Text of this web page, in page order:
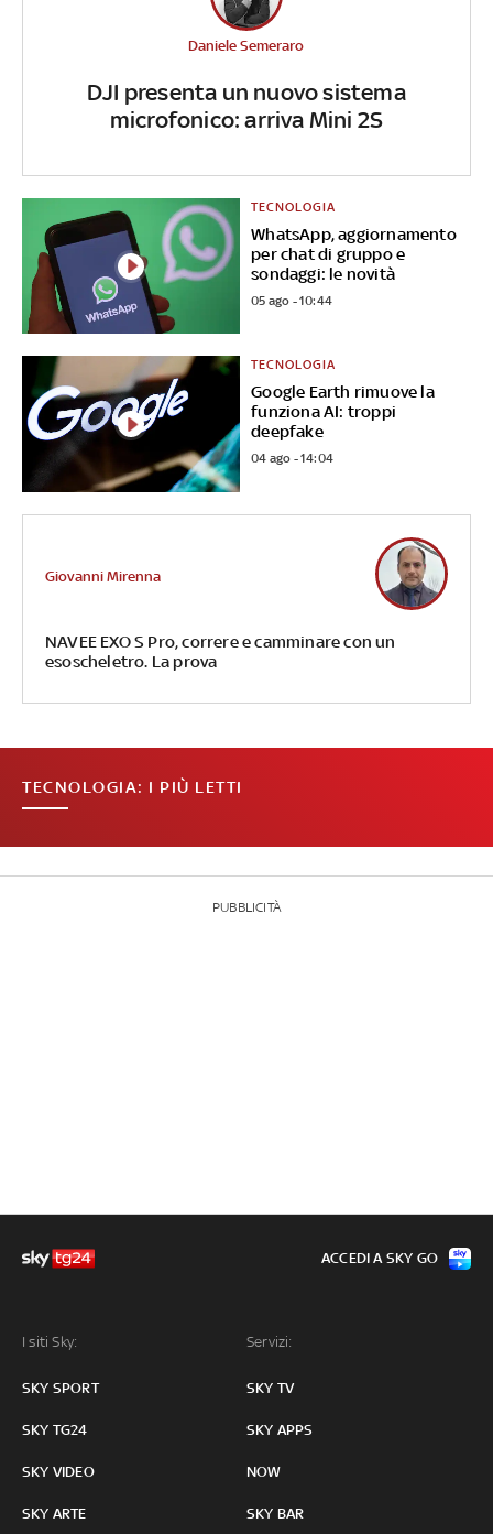
DJI presenta un nuovo sistema
microfonico: arriva Mini 2S
Daniele Semeraro
WhatsApp, aggiornamento
per chat di gruppo e
sondaggi: le novità
TECNOLOGIA
05 ago - 10:44
Google Earth rimuove la
funziona AI: troppi
deepfake
TECNOLOGIA
04 ago - 14:04
NAVEE EXO S Pro, correre e camminare con un
esoscheletro. La prova
Giovanni Mirenna
TECNOLOGIA: I PIÙ LETTI
PUBBLICITÀ
I siti Sky:
SKY SPORT
SKY TG24
SKY VIDEO
SKY ARTE
Servizi:
SKY TV
SKY APPS
NOW
SKY BAR
ACCEDI A SKY GO